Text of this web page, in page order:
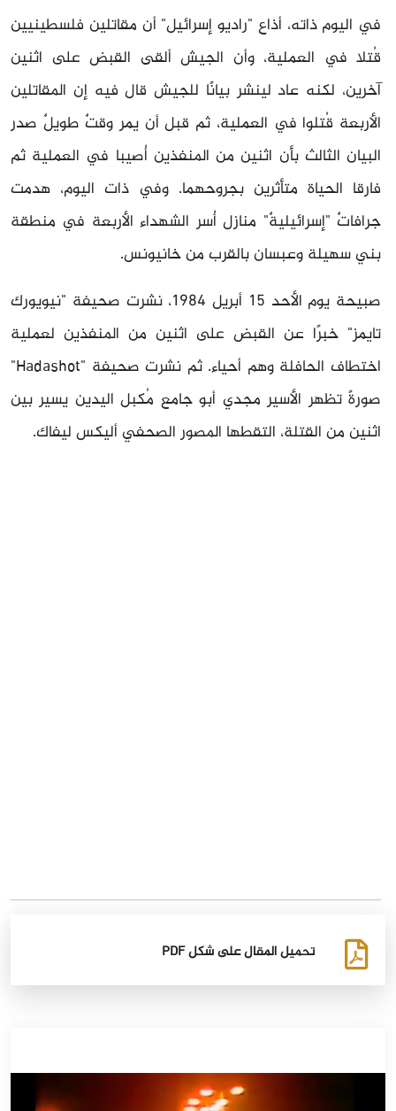
في اليوم ذاته، أذاع "راديو إسرائيل" أن مقاتلين فلسطينيين
قُتلا في العملية، وأن الجيش ألقى القبض على اثنين
آخرين، لكنه عاد لينشر بيانًا للجيش قال فيه إن المقاتلين
الأربعة قُتلوا في العملية، ثم قبل أن يمر وقتٌ طويلٌ صدر
البيان الثالث بأن اثنين من المنفذين أُصيبا في العملية ثم
فارقا الحياة متأثرين بجروحهما. وفي ذات اليوم، هدمت
جرافاتٌ "إسرائيليةٌ" منازل أُسر الشهداء الأربعة في منطقة
بني سهيلة وعبسان بالقرب من خانيونس.
صبيحة يوم الأحد 15 أبريل 1984، نشرت صحيفة "نيويورك
تايمز" خبرًا عن القبض على اثنين من المنفذين لعملية
اختطاف الحافلة وهم أحياء. ثم نشرت صحيفة "Hadashot"
صورةً تظهر الأسير مجدي أبو جامع مُكبل اليدين يسير بين
اثنين من القتلة، التقطها المصور الصحفي أليكس ليفاك.
تحميل المقال على شكل PDF